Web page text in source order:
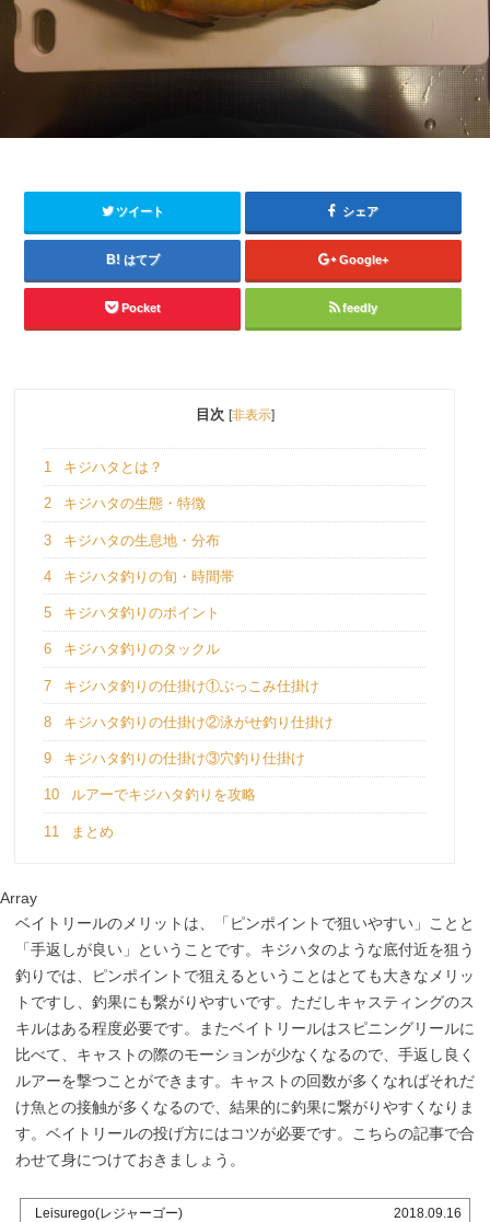
ツイート シェア
はてブ Google+
Pocket feedly
目次 [非表示]
1 キジハタとは？
2 キジハタの生態・特徴
3 キジハタの生息地・分布
4 キジハタ釣りの旬・時間帯
5 キジハタ釣りのポイント
6 キジハタ釣りのタックル
7 キジハタ釣りの仕掛け①ぶっこみ仕掛け
8 キジハタ釣りの仕掛け②泳がせ釣り仕掛け
9 キジハタ釣りの仕掛け③穴釣り仕掛け
10 ルアーでキジハタ釣りを攻略
11 まとめ
Array
ベイトリールのメリットは、「ピンポイントで狙いやすい」ことと
「手返しが良い」ということです。キジハタのような底付近を狙う
釣りでは、ピンポイントで狙えるということはとても大きなメリッ
トですし、釣果にも繋がりやすいです。ただしキャスティングのス
キルはある程度必要です。またベイトリールはスピニングリールに
比べて、キャストの際のモーションが少なくなるので、手返し良く
ルアーを撃つことができます。キャストの回数が多くなればそれだ
け魚との接触が多くなるので、結果的に釣果に繋がりやすくなりま
す。ベイトリールの投げ方にはコツが必要です。こちらの記事で合
わせて身につけておきましょう。
Leisurego(レジャーゴー) 2018.09.16